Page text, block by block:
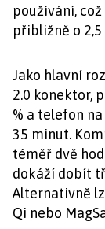
používání,
přibližně o
Jako hlavní
2.0 konektor,
% a telefon
35 minut.
téměř dvě
dokáží dobít
Alternativně
Qi nebo